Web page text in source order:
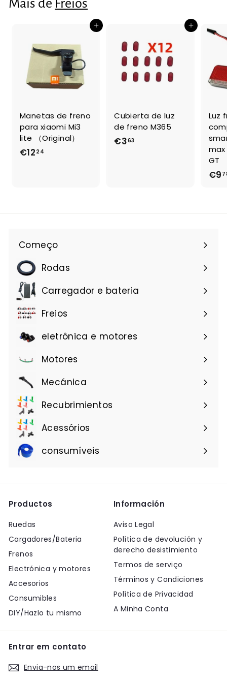
Mais de Freios
Adicionar ao Carrinho de Compras
Manetas de freno
para xiaomi Mi3
lite （Original）
€12 24
4
Adicionar ao Carrinho de Compras
Cubierta de luz
de freno M365
€363
Luz
GT
€9
Começo
Rodas
Carregador e bateria
Freios
eletrônica e motores
Motores
Mecánica
Recubrimientos
Acessórios
consumíveis
Productos
Ruedas
Cargadores/Bateria
Frenos
Electrónica y motores
Accesorios
Consumibles
DIY/Hazlo tu mismo
Información
Aviso Legal
Política de devolución y
derecho desistimiento
Termos de serviço
Términos y Condiciones
Política de Privacidad
A Minha Conta
Entrar em contato
Envia-nos um email